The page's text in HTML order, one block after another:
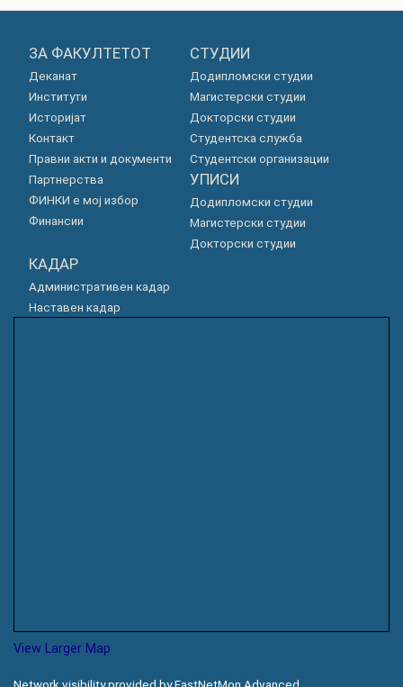
ЗА ФАКУЛТЕТОТ
Деканат
Институти
Историјат
Контакт
Правни акти и документи
Партнерства
ФИНКИ е мој избор
Финансии
СТУДИИ
Додипломски студии
Магистерски студии
Докторски студии
Студентска служба
Студентски организации
УПИСИ
Додипломски студии
Магистерски студии
Докторски студии
КАДАР
Административен кадар
Наставен кадар
View Larger Map